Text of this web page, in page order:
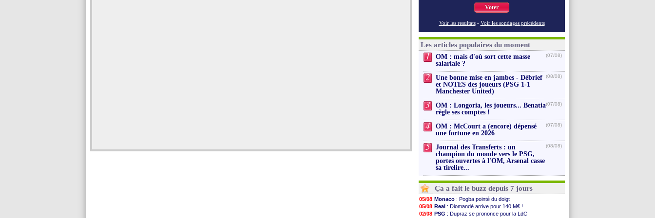
Voter
Voir les resultats - Voir les sondages précédents
Les articles populaires du moment
1
OM : mais d'où sort cette masse
salariale ?
(07/08)
2
Une bonne mise en jambes - Débrief
et NOTES des joueurs (PSG 1-1
Manchester United)
(08/08)
3
OM : Longoria, les joueurs... Benatia
règle ses comptes !
(07/08)
4
OM : McCourt a (encore) dépensé
une fortune en 2026
(07/08)
5
Journal des Transferts : un
champion du monde vers le PSG,
portes ouvertes à l'OM, Arsenal casse
sa tirelire...
(08/08)
Ça a fait le buzz depuis 7 jours
05/08 Monaco : Pogba pointé du doigt
05/08 Real : Diomandé arrive pour 140 M€ !
02/08 PSG : Dupraz se prononce pour la LdC